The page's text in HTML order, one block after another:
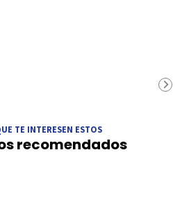
TE INTERESEN ESTOS
recomendados